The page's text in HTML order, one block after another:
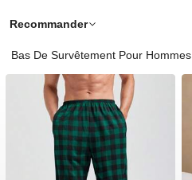
Recommander
Bas De Survêtement Pour Hommes